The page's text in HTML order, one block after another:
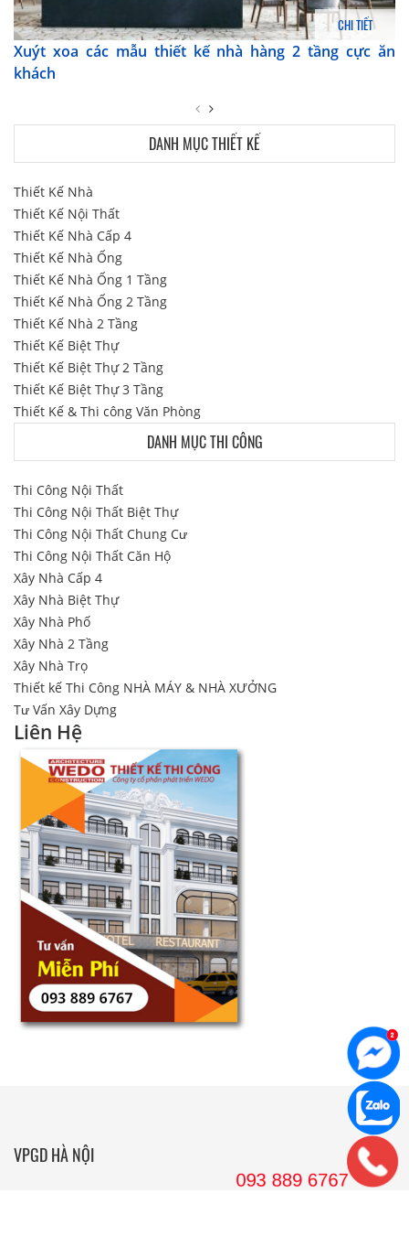
CHI TIẾT
Xuýt xoa các mẫu thiết kế nhà hàng 2 tầng cực ăn
khách
DANH MỤC THIẾT KẾ
Thiết Kế Nhà
Thiết Kế Nội Thất
Thiết Kế Nhà Cấp 4
Thiết Kế Nhà Ống
Thiết Kế Nhà Ống 1 Tầng
Thiết Kế Nhà Ống 2 Tầng
Thiết Kế Nhà 2 Tầng
Thiết Kế Biệt Thự
Thiết Kế Biệt Thự 2 Tầng
Thiết Kế Biệt Thự 3 Tầng
Thiết Kế & Thi công Văn Phòng
DANH MỤC THI CÔNG
Thi Công Nội Thất
Thi Công Nội Thất Biệt Thự
Thi Công Nội Thất Chung Cư
Thi Công Nội Thất Căn Hộ
Xây Nhà Cấp 4
Xây Nhà Biệt Thự
Xây Nhà Phố
Xây Nhà 2 Tầng
Xây Nhà Trọ
Thiết kế Thi Công NHÀ MÁY & NHÀ XƯỞNG
Tư Vấn Xây Dựng
Liên Hệ
VPGD HÀ NỘI